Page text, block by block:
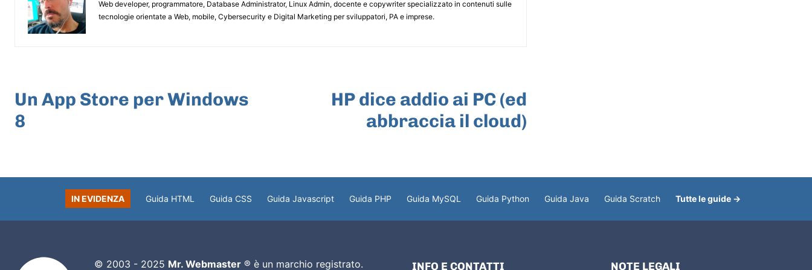
Web developer, programmatore, Database Administrator, Linux Admin, docente e copywriter specializzato in contenuti sulle
tecnologie orientate a Web, mobile, Cybersecurity e Digital Marketing per sviluppatori, PA e imprese.
Un App Store per Windows
8
HP dice addio ai PC (ed
abbraccia il cloud)
IN EVIDENZA Guida HTML Guida CSS Guida Javascript Guida PHP Guida MySQL Guida Python Guida Java Guida Scratch Tutte le guide →
© 2003 - 2025 Mr. Webmaster® è un marchio registrato. INFO E CONTATTI NOTE LEGALI